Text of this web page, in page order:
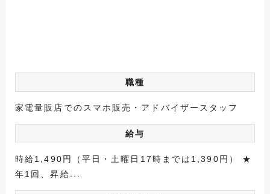
職種
家電量販店でのスマホ販売・アドバイザースタッフ
給与
時給1,490円（平日・土曜日17時までは1,390円） ★
年1回、昇給...